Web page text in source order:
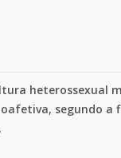
heterossexual
segundo a